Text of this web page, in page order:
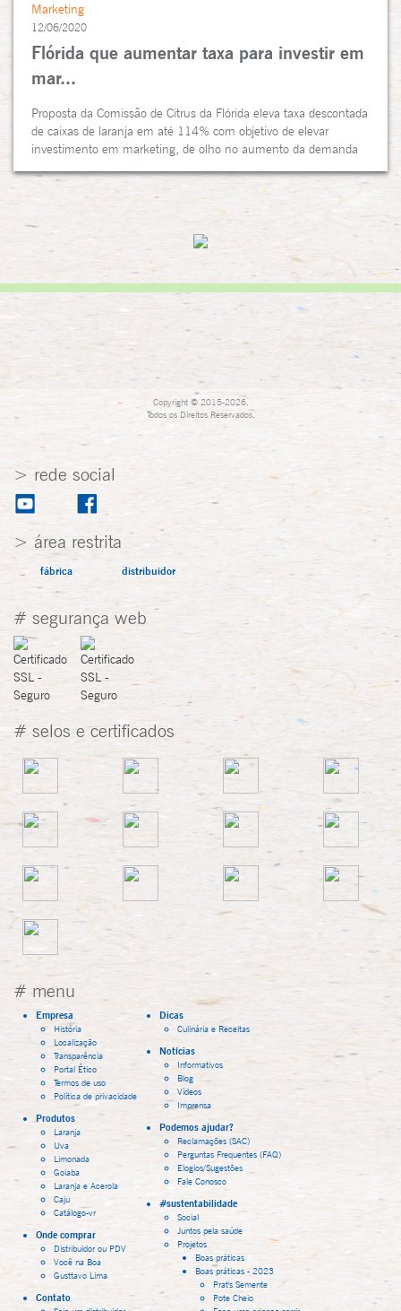
Marketing
12/06/2020
Flórida que aumentar taxa para investir em
mar...
Proposta da Comissão de Citrus da Flórida eleva taxa descontada
de caixas de laranja em até 114% com objetivo de elevar
investimento em marketing, de olho no aumento da demanda
Copyright © 2015-2026,
Todos os Direitos Reservados.
> rede social
> área restrita
fábrica distribuidor
# segurança web
# selos e certificados
# menu
Empresa
História
Localização
Transparência
Portal Ético
Termos de uso
Política de privacidade
Produtos
Laranja
Uva
Limonada
Goiaba
Laranja e Acerola
Caju
Catálogo-vr
Onde comprar
Distribuidor ou PDV
Você na Boa
Gusttavo Lima
Contato
Dicas
Culinária e Receitas
Notícias
Informativos
Blog
Vídeos
Imprensa
Podemos ajudar?
Reclamações (SAC)
Perguntas Frequentes (FAQ)
Elogios/Sugestões
Fale Conosco
#sustentabilidade
Social
Juntos pela saúde
Projetos
Boas práticas
Boas práticas - 2023
Prat's Semente
Pote Cheio